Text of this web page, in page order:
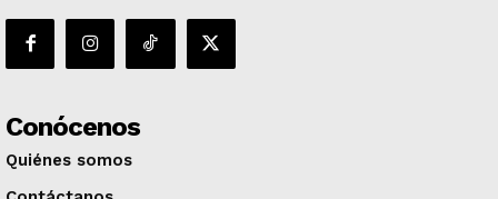
Conócenos
Quiénes somos